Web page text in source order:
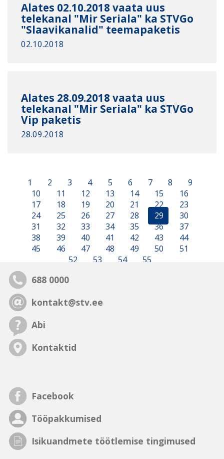
Alates 02.10.2018 vaata uus
telekanal "Mir Seriala" ka STVGo
"Slaavikanalid" teemapaketis
02.10.2018
Alates 28.09.2018 vaata uus
telekanal "Mir Seriala" ka STVGo
Vip paketis
28.09.2018
1 2 3 4 5 6 7 8
9
10
11 12 13 14 15
16
17
18 19 20 21 22
23
24
25 26 27 28 29
30
31
32 33 34 35 36
37
38
39 40 41 42 43
44
45
46 47 48 49 50
51
52
53 54 55
688 0000
kontakt@stv.ee
Abi
Kontaktid
Facebook
Tööpakkumised
Isikuandmete töötlemise tingimused